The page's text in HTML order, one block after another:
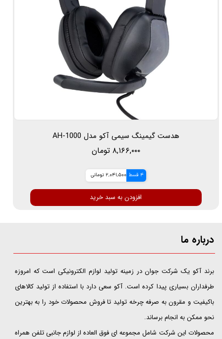
هدست گیمینگ سیمی آکو مدل AH-1000
۸,۱۶۶,۰۰۰ تومان
4 قسط 2,041,500 تومانی
افزودن به سبد خرید
درباره ما
​​​​​​​برند آکو یک شرکت جوان در زمینه تولید لوازم الکترونیکی است که امروزه
طرفداران بسیاری پیدا کرده است. آکو سعی دارد با استفاده از تولید کالاهای
باکیفیت و مقرون به صرفه چرخه تولید تا فروش محصولات خود را به بهترین
نحو ممکن به انجام برساند.
محصولات این شرکت شامل مجموعه ای فوق العاده از لوازم جانبی تلفن همراه